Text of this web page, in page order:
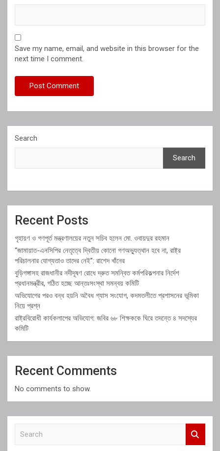
Save my name, email, and website in this browser for the
next time I comment.
Search
Search
Recent Posts
গৃহায়ণ ও গণপূর্ত মন্ত্রণালয়ের নতুন সচিব হলেন মো. ওবায়দুর রহমান
“জামায়াত-এনসিপির নেতৃত্বে দ্বিতীয় কোনো গণঅভ্যুত্থান হবে না, রাষ্ট্র
পরিচালনার যোগ্যতাও তাদের নেই”: রাশেদ খাঁনের
বুড়িগঙ্গাসহ রাজধানীর নদীদূষণ রোধে দ্রুত সমন্বিত কর্মপরিকল্পনার নির্দেশ
প্রধানমন্ত্রীর, গঠিত হচ্ছে আন্তঃসংস্থা সমন্বয় কমিটি
অভিযোগের পরও বন্ধ হয়নি অবৈধ গ্যাস সংযোগ, কদমতলীতে প্রশাসনের ভূমিকা
নিয়ে প্রশ্ন
রাষ্ট্রবিরোধী কার্যকলাপের অভিযোগ: জবির ৬৮ শিক্ষককে ঘিরে তদন্তে ৪ সদস্যের
কমিটি
Recent Comments
No comments to show.